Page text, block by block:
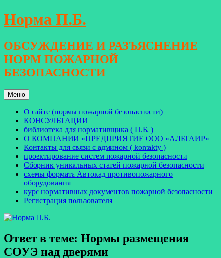
Перейти
к
Норма П.Б.
ОБСУЖДЕНИЕ И РАЗЪЯСНЕНИЕ
НОРМ ПОЖАРНОЙ
БЕЗОПАСНОСТИ
Меню
О сайте (нормы пожарной безопасности)
КОНСУЛЬТАЦИИ
библиотека для нормативщика ( П.Б. )
О КОМПАНИИ «ПРЕДПРИЯТИЕ ООО «АЛЬТАИР»
Контакты для связи с админом ( kontakty )
проектирование систем пожарной безопасности
Сборник уникальных статей пожарной безопасности
схемы формата Автокад противопожарного
оборудования
курс нормативных документов пожарной безопасности
Регистрация пользователя
Ответ в теме: Нормы размещения
СОУЭ над дверями